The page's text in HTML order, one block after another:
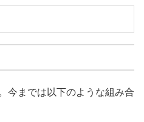
今までは以下のような組み合